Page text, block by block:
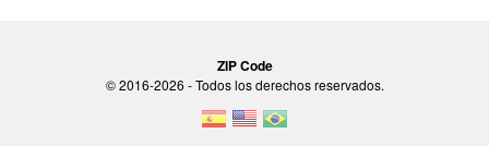
ZIP Code
© 2016-2026 - Todos los derechos reservados.